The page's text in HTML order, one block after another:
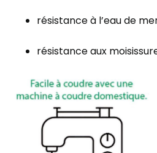
résistance à l’eau de
résistance aux